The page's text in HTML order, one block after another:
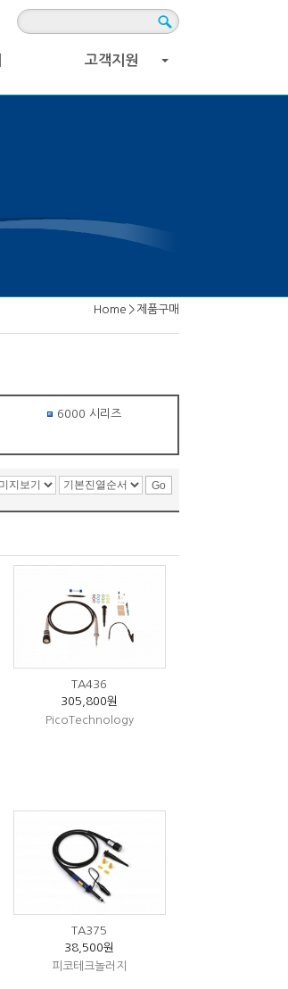
고객지원
Home > 제품구매
6000 시리즈
TA436
305,800원
PicoTechnology
TA375
38,500원
피코테크놀러지